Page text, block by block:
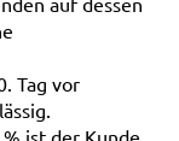
Tag vor